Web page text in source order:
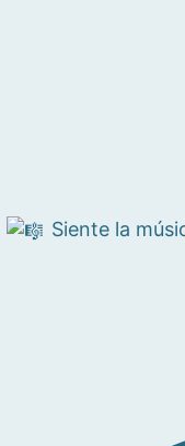
Siente la